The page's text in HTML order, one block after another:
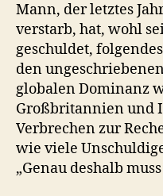
Mann, der letztes
verstarb, hat, wohl
geschuldet,
den
globalen Dominanz
Großbritannien und
Verbrechen zur
wie viele
„Genau deshalb